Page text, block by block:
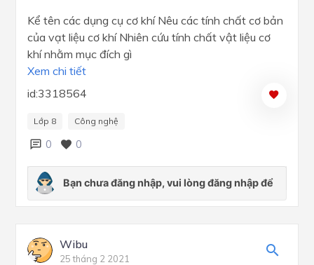
Kể tên các dụng cụ cơ khí Nêu các tính chất cơ bản
của vạt liệu cơ khí Nhiên cứu tính chất vật liệu cơ
khí nhằm mục đích gì
Xem chi tiết
id:3318564
Lớp 8 Công nghệ
0 0
Wibu
25 tháng 2 2021